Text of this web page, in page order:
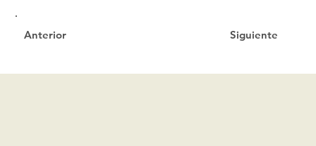
Siguiente
Anterior